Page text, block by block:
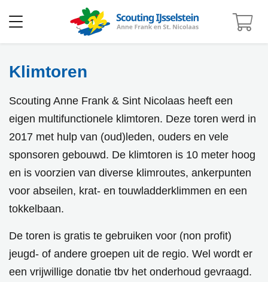
Open
home
klimtoren
Klimtoren
Scouting Anne Frank & Sint Nicolaas heeft een
eigen multifunctionele klimtoren. Deze toren werd in
2017 met hulp van (oud)leden, ouders en vele
sponsoren gebouwd. De klimtoren is 10 meter hoog
en is voorzien van diverse klimroutes, ankerpunten
voor abseilen, krat- en touwladderklimmen en een
tokkelbaan.
De toren is gratis te gebruiken voor (non profit)
jeugd- of andere groepen uit de regio. Wel wordt er
een vrijwillige donatie tbv het onderhoud gevraagd.